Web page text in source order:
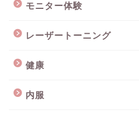
モニター体験
レーザートーニング
健康
内服